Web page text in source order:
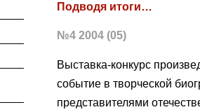
Подводя итоги…
№4 2004 (05)
Выставка-конкурс
событие в творческой
представителями